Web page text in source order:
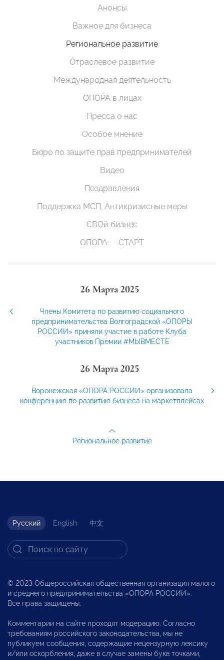
Анонсы
Важное для бизнеса
Региональное развитие
Отраслевое развитие
Международная деятельность
ОПОРА в лицах
Пресса о нас
Особое мнение
Бюро по защите прав предпринимателей
Видео
Поздравления
Поддержка МСП. Антикризисные меры
СВОй бизнес
ОПОРА — СТАРТ
26 Марта 2025
Члены Комитета по развитию социального
предпринимательства Волгоградской «ОПОРЫ
РОССИИ» приняли участие в работе Клуба
участников Премии #МЫВМЕСТЕ
26 Марта 2025
Воронежская «ОПОРА РОССИИ» организовала
конференцию по развитию бизнеса на маркетплейсах
Региональное развитие
Русский English 中文
© 2023 Общероссийская общественная организация малого
и среднего предпринимательства «ОПОРА РОССИИ».
Все права защищены.
Комментарии на сайте проходят модерацию. Согласно
требованиям российского законодательства, мы не
публикуем сообщения, содержащие нецензурную лексику
и/или оскорбления, даже в случае замены букв точками,